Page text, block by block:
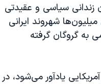
زندانی سیاسی و عقیدتی
شهروند ایرانی
به گروگان گرفته
یادآور می‌شود، در